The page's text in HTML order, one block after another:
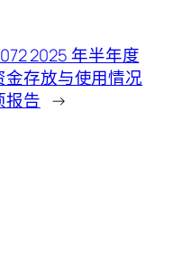
2025 年半年度
金存放与使用情况
报告 →